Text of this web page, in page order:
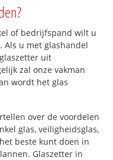
of bedrijfspand wilt u
Als u met glashandel
uit
zal onze vakman
wordt het glas
over de voordelen
glas, veiligheidsglas,
beste kunt doen in
Glaszetter in